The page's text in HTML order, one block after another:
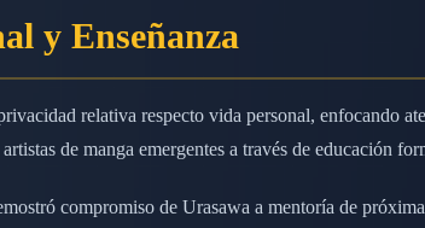
y Enseñanza
relativa respecto vida personal, enfocando
de manga emergentes a través de educación
compromiso de Urasawa a mentoría de